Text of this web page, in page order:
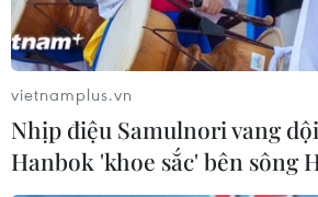
vietnamplus.vn
Nhịp điệu Samulnori vang
Hanbok 'khoe sắc' bên sông